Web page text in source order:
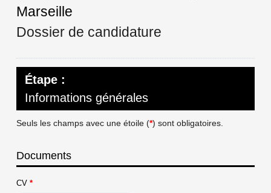
Marseille
Dossier de candidature
Étape :
Informations générales
Seuls les champs avec une étoile (*) sont obligatoires.
Documents
CV*